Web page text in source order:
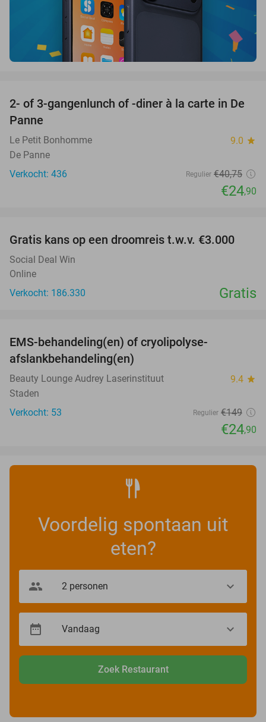
39%
2- of 3-gangenlunch of -diner à la carte in De
Panne
Le Petit Bonhomme 9.0 star
De Panne
Verkocht: 436
Regulier €40,75
€24,90
Gratis kans op een droomreis t.w.v. €3.000
Social Deal Win
Online
Verkocht: 186.330
Gratis
EMS-behandeling(en) of cryolipolyse-
afslankbehandeling(en)
Beauty Lounge Audrey Laserinstituut 9.4 star
Staden
Verkocht: 53
Regulier €149
€24,90
Voordelig spontaan uit
eten?
Zoek Restaurant